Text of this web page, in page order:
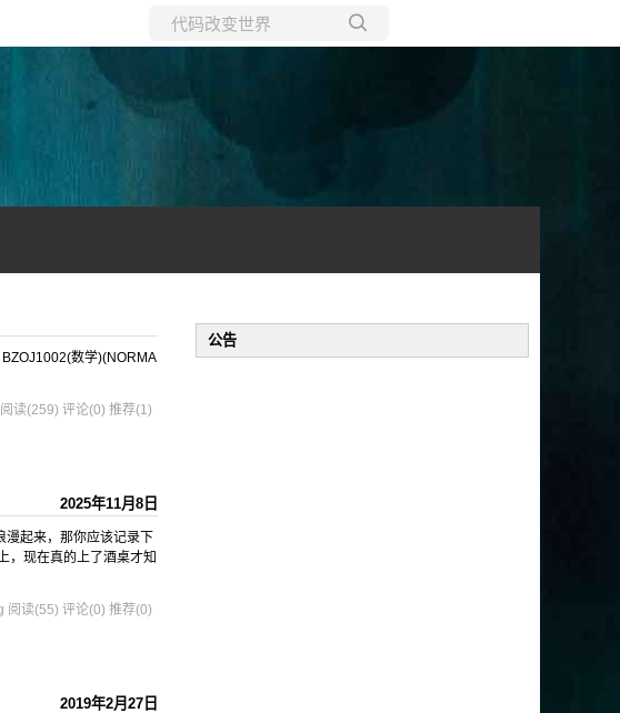
数学)(NORMA
阅读(259) 评论(0) 推荐(1)
2025年11月8日
起来，那你应该记录下
现在真的上了酒桌才知
阅读(55) 评论(0) 推荐(0)
2019年2月27日
公告